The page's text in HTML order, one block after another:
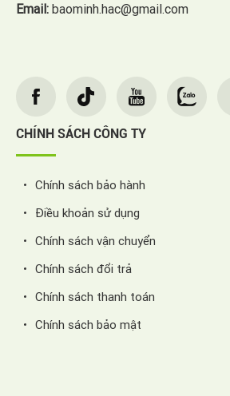
Email: baominh.hac@gmail.com
CHÍNH SÁCH CÔNG TY
Chính sách bảo hành
Điều khoản sử dụng
Chính sách vận chuyển
Chính sách đổi trả
Chính sách thanh toán
Chính sách bảo mật